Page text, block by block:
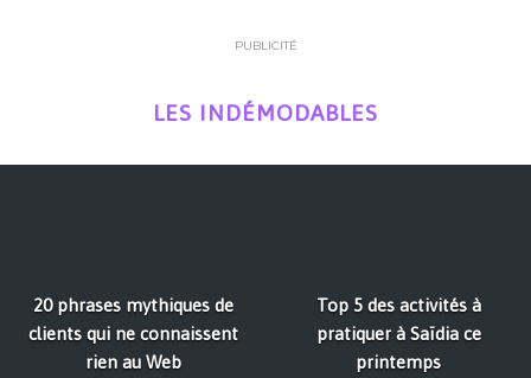
PUBLICITÉ
LES INDÉMODABLES
20 phrases mythiques de
clients qui ne connaissent
rien au Web
Top 5 des activités à
pratiquer à Saïdia ce
printemps